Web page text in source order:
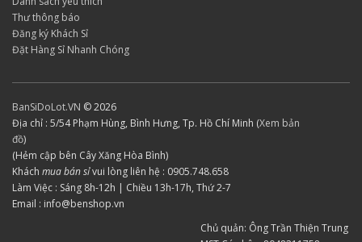
Thư thông báo
Đăng ký Khách Sỉ
Đặt Hàng Sỉ Nhanh Chóng
BanSiDoLot.VN © 2026
Địa chỉ : 5/54 Phạm Hùng, Bình Hưng, Tp. Hồ Chí Minh (Xem bản
đồ)
(Hẻm cập bên Cây Xăng Hòa Bình)
Khách mua bán sỉvui lòng liên hệ : 0905.748.658
Làm Việc : Sáng 8h-12h | Chiều 13h-17h, Thứ 2-7
Email : info@benshop.vn
Chủ quản: Ông Trần Thiện Trung